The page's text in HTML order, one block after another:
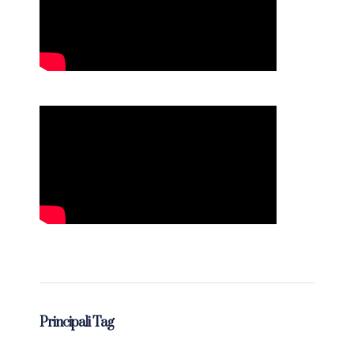
Principali Tag